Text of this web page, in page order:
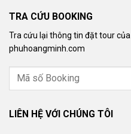
TRA CỨU BOOKING
Tra cứu lại thông tin đặt tour
phuhoangminh.com
LIÊN HỆ VỚI CHÚNG TÔI